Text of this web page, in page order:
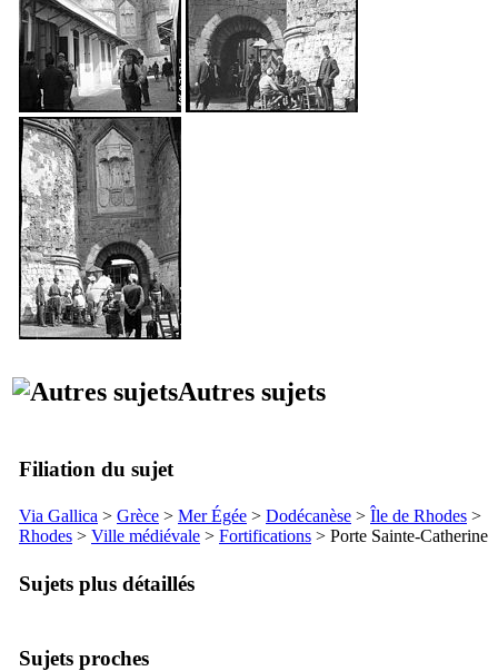
Autres sujets
Filiation du sujet
Via Gallica > Grèce > Mer Égée > Dodécanèse > Île de Rhodes >
Rhodes > Ville médiévale > Fortifications > Porte Sainte-Catherine
Sujets plus détaillés
Sujets proches